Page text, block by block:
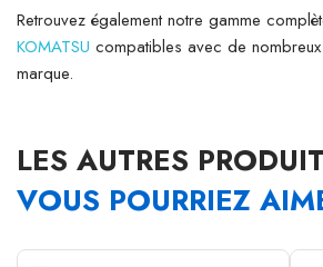
Retrouvez également notre gamme
KOMATSU compatibles avec de
marque.
LES AUTRES
VOUS POURRIEZ